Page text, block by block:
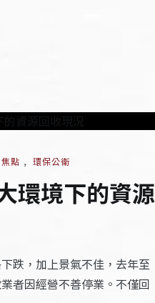
焦點 , 環保公衛
環境下的資源
跌，加上景氣不佳，去年至
者因經營不善停業。不僅回